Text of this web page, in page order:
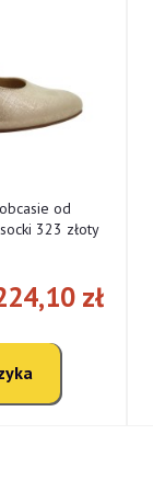
od
323 złoty
zł